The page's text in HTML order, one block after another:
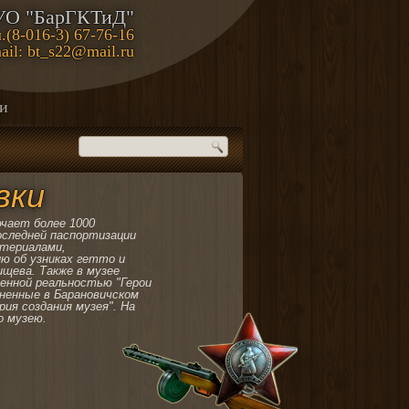
более 1000
паспортизации
об узниках гетто и
Также в музее
реальностью "Герои
в Барановичском
создания музея". На
музею.
"БарГКТиД"
016-3) 67-76-16
bt_s22@mail.ru